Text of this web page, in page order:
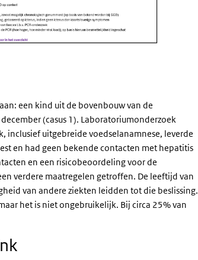
een kind uit de bovenbouw van de
(casus 1). Laboratoriumonderzoek
inclusief uitgebreide voedselanamnese, leverde
en had geen bekende contacten met hepatitis
en een risicobeoordeling voor de
verdere maatregelen getroffen. De leeftijd van
van andere ziekten leidden tot die beslissing.
het is niet ongebruikelijk. Bij circa 25% van